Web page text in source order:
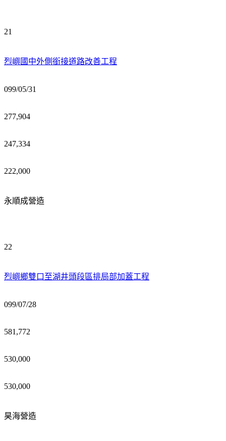
21
烈嶼國中外側銜接道路改善工程
099/05/31
277,904
247,334
222,000
永順成營造
22
烈嶼鄉雙口至湖井頭段區排局部加蓋工程
099/07/28
581,772
530,000
530,000
昊海營造